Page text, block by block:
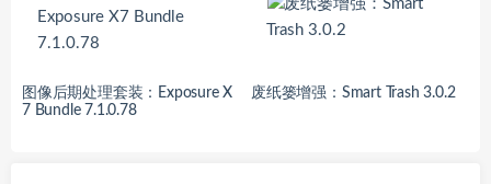
图像后期处理套装：Exposure X
7 Bundle 7.1.0.78
废纸篓增强：Smart Trash 3.0.2